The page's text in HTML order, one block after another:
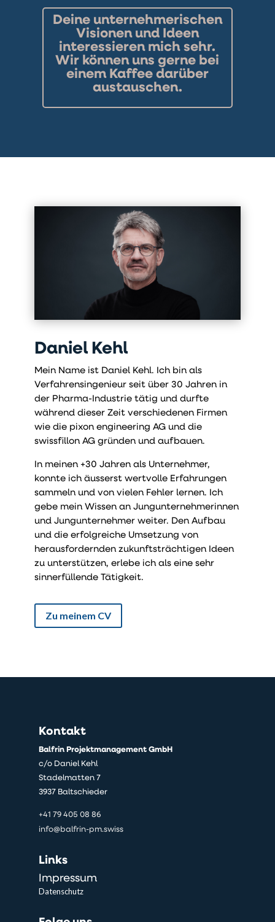
Deine unternehmerischen
Visionen und Ideen
interessieren mich sehr.
Wir können uns gerne bei
einem Kaffee darüber
austauschen.
Daniel Kehl
Mein Name ist Daniel Kehl. Ich bin als
Verfahrensingenieur seit über 30 Jahren in
der Pharma-Industrie tätig und durfte
während dieser Zeit verschiedenen Firmen
wie die pixon engineering AG und die
swissfillon AG gründen und aufbauen.
In meinen +30 Jahren als Unternehmer,
konnte ich äusserst wertvolle Erfahrungen
sammeln und von vielen Fehler lernen. Ich
gebe mein Wissen an Jungunternehmerinnen
und Jungunternehmer weiter. Den Aufbau
und die erfolgreiche Umsetzung von
herausfordernden zukunftsträchtigen Ideen
zu unterstützen, erlebe ich als eine sehr
sinnerfüllende Tätigkeit.
Zu meinem CV
Kontakt
Balfrin Projektmanagement GmbH
c/o Daniel Kehl
Stadelmatten 7
3937 Baltschieder
+41 79 405 08 86
info@balfrin-pm.swiss
Links
Impressum
Datenschutz